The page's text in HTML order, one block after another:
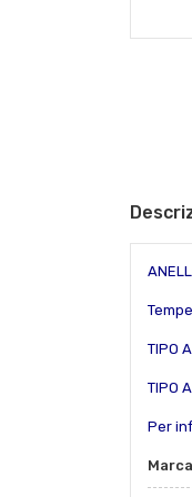
TIPO
TIPO
Per
Marca